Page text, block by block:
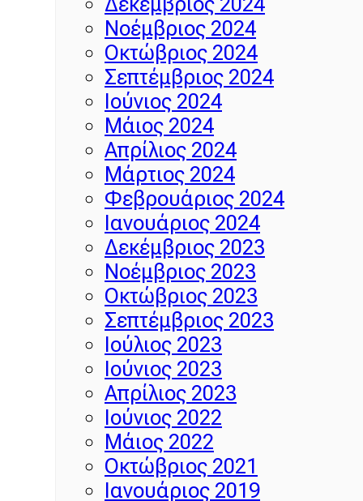
Νοέμβριος 2024
Οκτώβριος 2024
Σεπτέμβριος 2024
Ιούνιος 2024
Μάιος 2024
Απρίλιος 2024
Μάρτιος 2024
Φεβρουάριος 2024
Ιανουάριος 2024
Δεκέμβριος 2023
Νοέμβριος 2023
Οκτώβριος 2023
Σεπτέμβριος 2023
Ιούλιος 2023
Ιούνιος 2023
Απρίλιος 2023
Ιούνιος 2022
Μάιος 2022
Οκτώβριος 2021
Ιανουάριος 2019